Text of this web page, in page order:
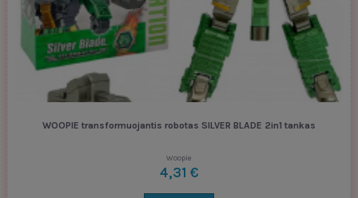
WOOPIE transformuojantis robotas SILVER BLADE 2in1 tankas
Woopie
4,31 €